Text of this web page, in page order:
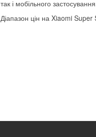
так і мобільного
Діапазон цін на Xiaomi